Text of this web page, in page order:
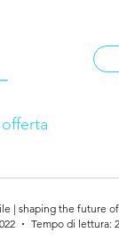
| shaping the future
Tempo di lettura: